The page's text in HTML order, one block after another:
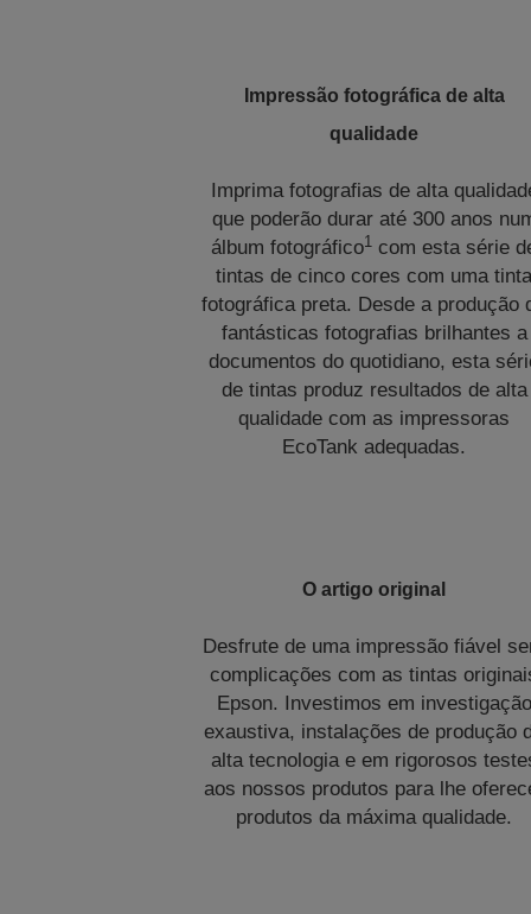
Impressão fotográfica de alta
qualidade
Imprima fotografias de alta
que poderão durar até 300 anos
álbum fotográfico1 com esta série
tintas de cinco cores com uma
fotográfica preta. Desde a produção
fantásticas fotografias brilhantes a
documentos do quotidiano, esta
de tintas produz resultados de alta
qualidade com as impressoras
EcoTank adequadas.
O artigo original
Desfrute de uma impressão fiável
complicações com as tintas
Epson. Investimos em investigação
exaustiva, instalações de produção
alta tecnologia e em rigorosos
aos nossos produtos para lhe
produtos da máxima qualidade.